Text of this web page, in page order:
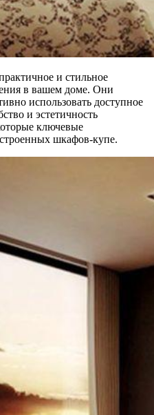
и стильное
в вашем доме. Они
использовать доступное
и эстетичность
ключевые
шкафов-купе.